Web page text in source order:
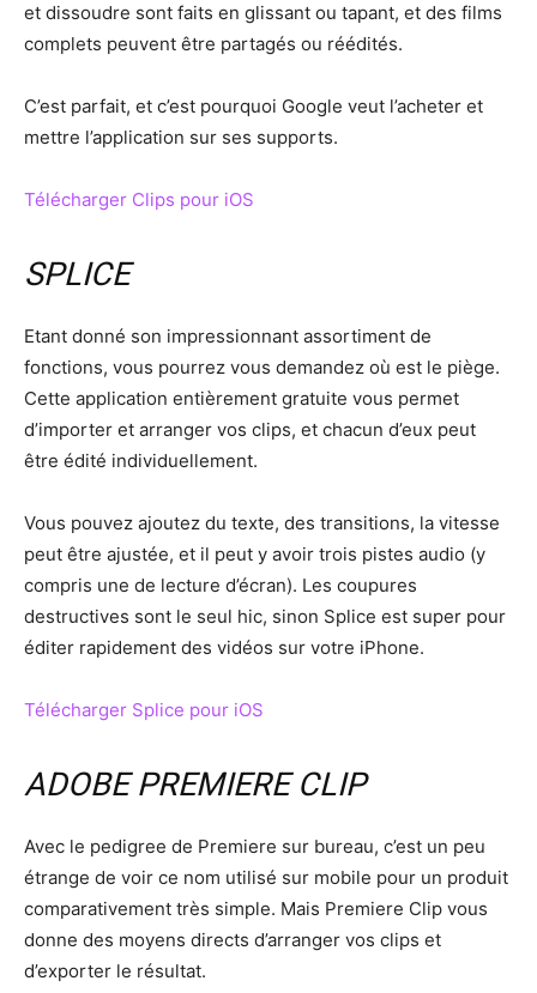
et dissoudre sont faits en glissant ou tapant, et des films
complets peuvent être partagés ou réédités.
C’est parfait, et c’est pourquoi Google veut l’acheter et
mettre l’application sur ses supports.
Télécharger Clips pour iOS
SPLICE
Etant donné son impressionnant assortiment de
fonctions, vous pourrez vous demandez où est le piège.
Cette application entièrement gratuite vous permet
d’importer et arranger vos clips, et chacun d’eux peut
être édité individuellement.
Vous pouvez ajoutez du texte, des transitions, la vitesse
peut être ajustée, et il peut y avoir trois pistes audio (y
compris une de lecture d’écran). Les coupures
destructives sont le seul hic, sinon Splice est super pour
éditer rapidement des vidéos sur votre iPhone.
Télécharger Splice pour iOS
ADOBE PREMIERE CLIP
Avec le pedigree de Premiere sur bureau, c’est un peu
étrange de voir ce nom utilisé sur mobile pour un produit
comparativement très simple. Mais Premiere Clip vous
donne des moyens directs d’arranger vos clips et
d’exporter le résultat.